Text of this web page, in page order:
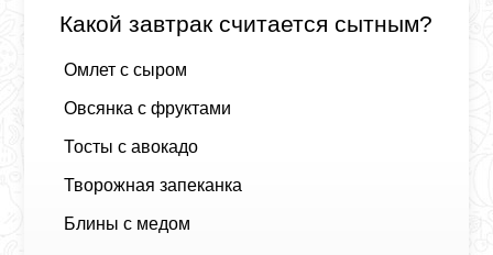
Какой завтрак считается сытным?
Омлет с сыром
Овсянка с фруктами
Тосты с авокадо
Творожная запеканка
Блины с медом